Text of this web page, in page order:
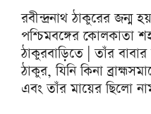
রবীন্দ্রনাথ ঠাকুরের জন্ম
পশ্চিমবঙ্গের কোলকাতা
ঠাকুরবাড়িতে | তাঁর বাবার
ঠাকুর, যিনি কিনা
এবং তাঁর মায়ের ছিলো